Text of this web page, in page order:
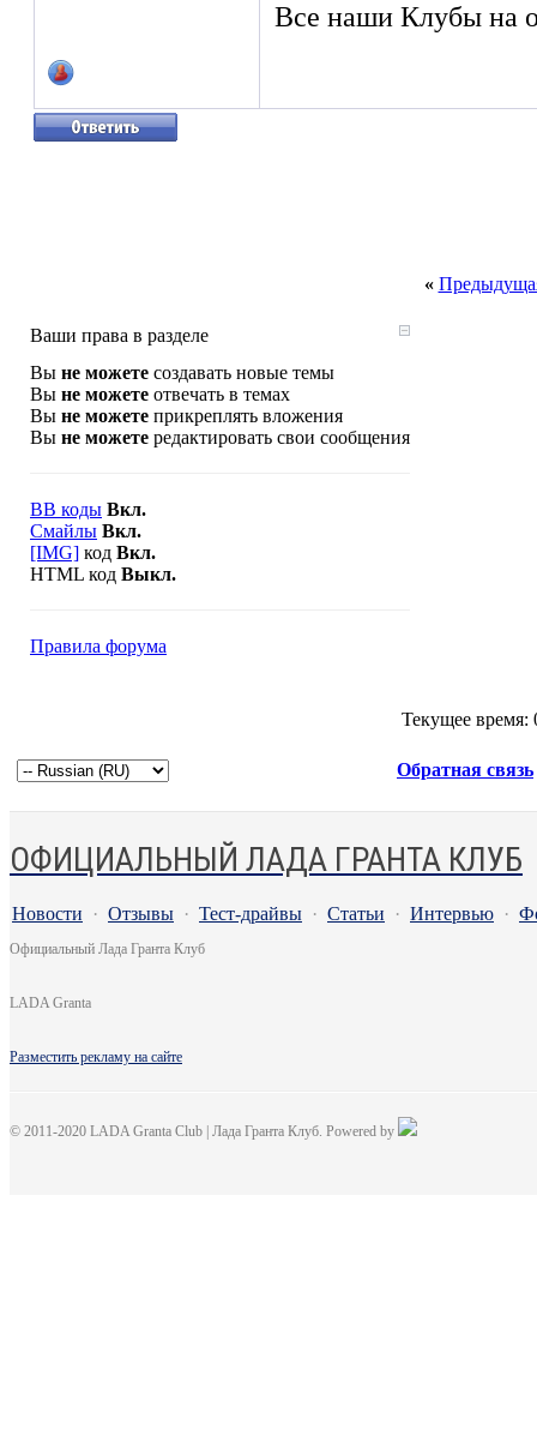
Все наши Клубы на
«
Ваши права в разделе
Вы не можете создавать новые темы
Вы не можете отвечать в темах
Вы не можете прикреплять вложения
Вы не можете редактировать свои сообщения
BB коды Вкл.
Смайлы Вкл.
[IMG] код Вкл.
HTML код Выкл.
Правила форума
Текущее время:
Обратная связь
ОФИЦИАЛЬНЫЙ ЛАДА ГРАНТА КЛУБ
Новости · Отзывы · Тест-драйвы · Статьи · Интервью ·
Официальный Лада Гранта Клуб
LADA Granta
Разместить рекламу на сайте
© 2011-2020 LADA Granta Club | Лада Гранта Клуб. Powered by